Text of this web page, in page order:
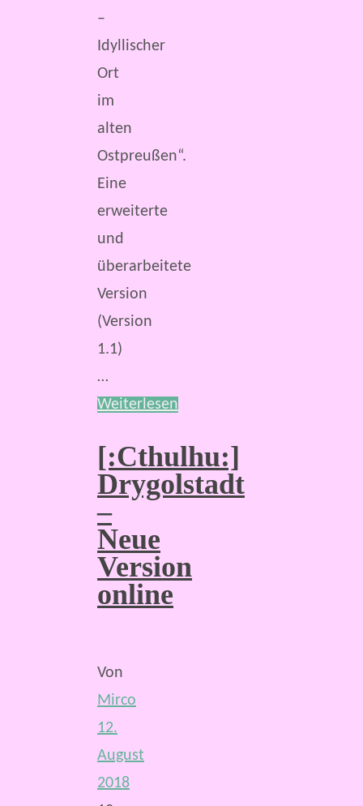
–
Idyllischer
Ort
im
alten
Ostpreußen“.
Eine
erweiterte
und
überarbeitete
Version
(Version
1.1)
…
Weiterlesen
[:Cthulhu:]
Drygolstadt
–
Neue
Version
online
Von
Mirco
12.
August
2018